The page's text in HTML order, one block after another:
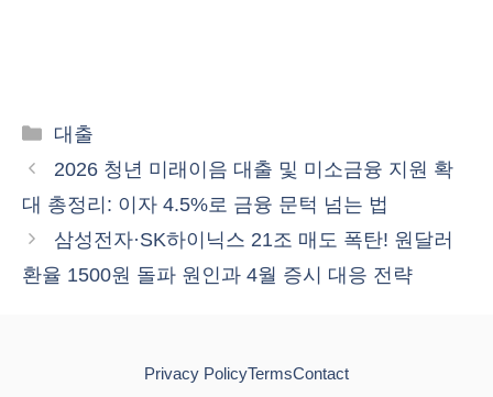
카
테
리
대출
2026 청년 미래이음 대출 및 미소금융 지원 확
대 총정리: 이자 4.5%로 금융 문턱 넘는 법
삼성전자·SK하이닉스 21조 매도 폭탄! 원달러
환율 1500원 돌파 원인과 4월 증시 대응 전략
Privacy PolicyTermsContact